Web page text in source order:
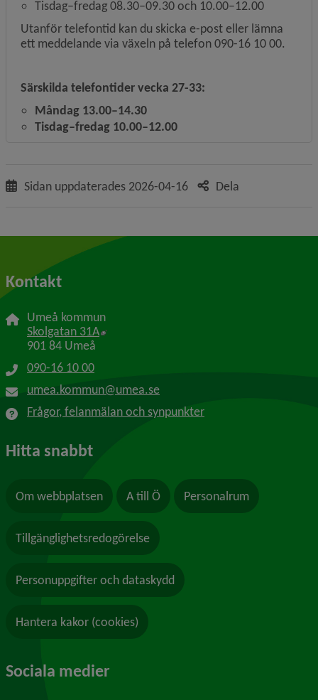
Tisdag–fredag 08.30–09.30 och 10.00–12.00
Utanför telefontid kan du skicka e-post eller lämna
ett meddelande via växeln på telefon 090-16 10 00.
Särskilda telefontider vecka 27-33:
Måndag 13.00–14.30
Tisdag–fredag 10.00–12.00
Sidan uppdaterades 2026-04-16 Dela
Kontakt
Umeå kommun
Skolgatan 31A Länk till annan webbplats, öppnas i nytt
901 84 Umeå
090-16 10 00
umea.kommun@umea.se
Frågor, felanmälan och synpunkter
Hitta snabbt
Om webbplatsen A till Ö Personalrum
Tillgänglighetsredogörelse
Personuppgifter och dataskydd
Hantera kakor (cookies)
Sociala medier